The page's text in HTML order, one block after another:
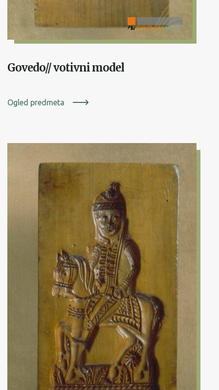
Govedo// votivni model
Ogled predmeta